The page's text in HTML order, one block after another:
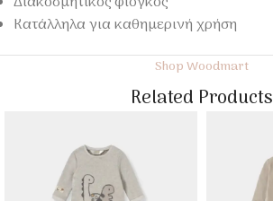
Κατάλληλα για καθημερινή χρήση
Shop Woodmart
Related Products